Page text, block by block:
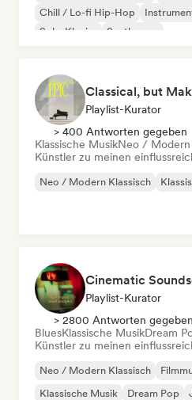
Chill / Lo-fi Hip-Hop
Solo-Klavier
Synthwave
Classical, but
Playlist-Kurator
> 400 Antworten gegeben
Klassische MusikNeo / Modern
Künstler zu meinen
Neo / Modern Klassisch
Cinematic
Playlist-Kurator
> 2800 Antworten gegeben
BluesKlassische MusikDream
Künstler zu meinen
Neo / Modern Klassisch
Klassische Musik
Dream Pop